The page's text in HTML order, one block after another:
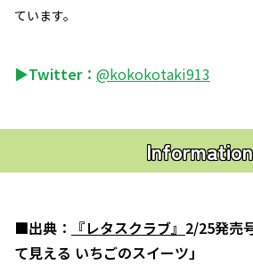
ています。
▶Twitter： @kokokotaki913
Information
■出典： 『レタスクラブ』 2/25発売
て見える いちごのスイーツ」